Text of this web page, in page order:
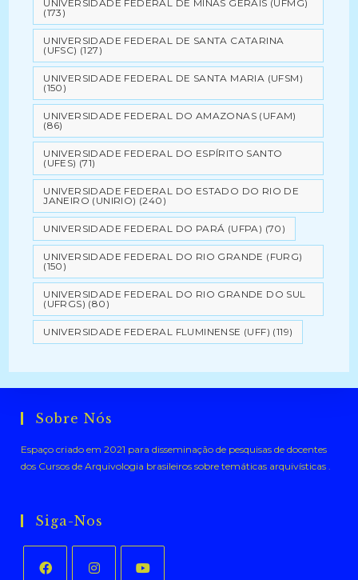
UNIVERSIDADE FEDERAL DE MINAS GERAIS (UFMG)
(173)
UNIVERSIDADE FEDERAL DE SANTA CATARINA
(UFSC) (127)
UNIVERSIDADE FEDERAL DE SANTA MARIA (UFSM)
(150)
UNIVERSIDADE FEDERAL DO AMAZONAS (UFAM)
(86)
UNIVERSIDADE FEDERAL DO ESPÍRITO SANTO
(UFES) (71)
UNIVERSIDADE FEDERAL DO ESTADO DO RIO DE
JANEIRO (UNIRIO) (240)
UNIVERSIDADE FEDERAL DO PARÁ (UFPA) (70)
UNIVERSIDADE FEDERAL DO RIO GRANDE (FURG)
(150)
UNIVERSIDADE FEDERAL DO RIO GRANDE DO SUL
(UFRGS) (80)
UNIVERSIDADE FEDERAL FLUMINENSE (UFF) (119)
Sobre Nós
Espaço criado em 2021 para disseminação de pesquisas de docentes
dos Cursos de Arquivologia brasileiros sobre temáticas arquivísticas .
Siga-Nos